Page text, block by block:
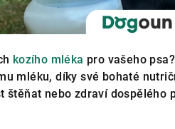
kozího mléka pro vašeho
mléku, díky své bohaté
štěňat nebo zdraví dospělého